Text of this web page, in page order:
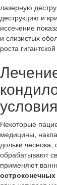
лазерную
деструкцию и
иссечение
и слизистых
роста
Некоторые
медицины,
дольки чеснока,
обрабатывают
применяют